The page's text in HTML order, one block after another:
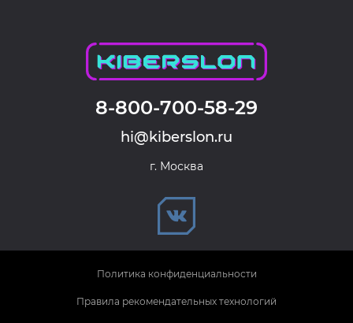
8-800-700-58-29
hi@kiberslon.ru
г. Москва
Политика конфиденциальности
Правила рекомендательных технологий